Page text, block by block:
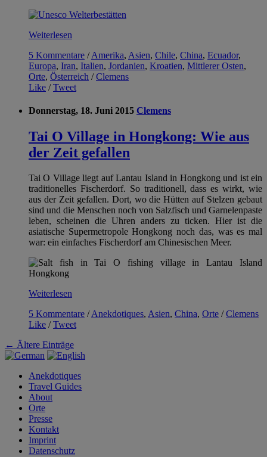
Weiterlesen
5 Kommentare /Amerika, Asien, Chile, China, Ecuador,
Europa, Iran, Italien, Jordanien, Kroatien, Mittlerer Osten,
Orte, Österreich /Clemens
Like /Tweet
Donnerstag, 18. Juni 2015 Clemens
Tai O Village in Hongkong: Wie aus
der Zeit gefallen
Tai O Village liegt auf Lantau Island in Hongkong und ist ein
traditionelles Fischerdorf. So traditionell, dass es wirkt, wie
aus der Zeit gefallen. Dort, wo die Hütten auf Stelzen gebaut
sind und die Menschen noch von Salzfisch und Garnelenpaste
leben, scheinen die Uhren anders zu ticken. Hier ist die
asiatische Supermetropole Hongkong noch das, was es mal
war: ein einfaches Fischerdorf am Chinesischen Meer.
Weiterlesen
5 Kommentare /Anekdotiques, Asien, China, Orte /Clemens
Like /Tweet
← Ältere Einträge
Anekdotiques
Travel Guides
About
Orte
Presse
Kontakt
Imprint
Datenschutz